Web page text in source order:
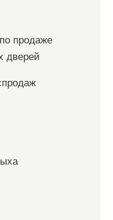
продаже
дверей